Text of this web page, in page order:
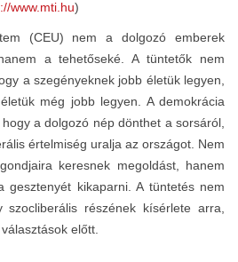
www.mti.hu)
(CEU) nem a dolgozó emberek
a tehetőseké. A tüntetők nem
a szegényeknek jobb életük legyen,
még jobb legyen. A demokrácia
a dolgozó nép dönthet a sorsáról,
értelmiség uralja az országot. Nem
keresnek megoldást, hanem
gesztenyét kikaparni. A tüntetés nem
részének kísérlete arra,
előtt.